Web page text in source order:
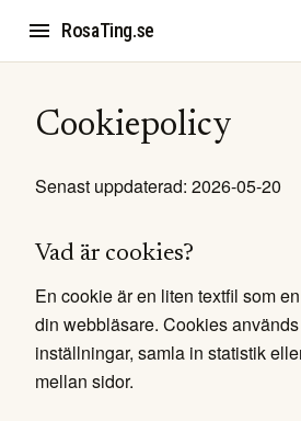
RosaTing.se
Cookiepolicy
Senast uppdaterad: 2026-05-20
Vad är cookies?
En cookie är en liten textfil som
din webbläsare. Cookies
inställningar, samla in statistik
mellan sidor.